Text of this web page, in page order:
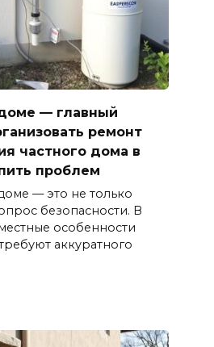
— главный
ремонт
частного дома в
проблем
— это не только
безопасности. В
особенности
аккуратного